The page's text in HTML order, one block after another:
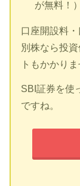
が無料！）
口座開設料
別株なら投
トもかかりま
SBI証券を使
ですね。